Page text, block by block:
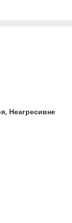
Неагресивне